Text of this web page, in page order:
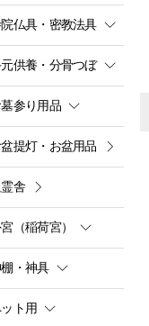
仏具・密教法具
供養・分骨つぼ
参り用品
提灯・お盆用品
舎
（稲荷宮）
・神具
ト用